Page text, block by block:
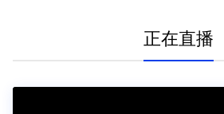
正在直播